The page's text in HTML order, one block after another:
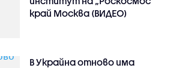
край Москва (ВИДЕО)
В Украйна отново има